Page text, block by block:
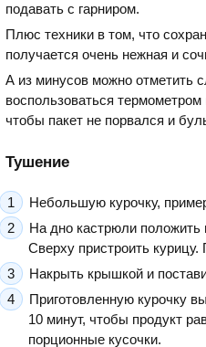
подавать с гарниром.
Плюс техники в том, что
получается очень нежная и
А из минусов можно отметить
воспользоваться
чтобы пакет не порвался и
Тушение
Небольшую курочку,
На дно кастрюли положить
Сверху пристроить
Накрыть крышкой и
Приготовленную курочку
10 минут, чтобы продукт
порционные кусочки.